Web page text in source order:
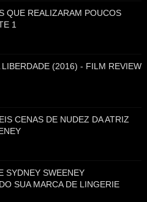
QUE REALIZARAM POUCOS
1
LIBERDADE (2016) - FILM REVIEW
CENAS DE NUDEZ DA ATRIZ
SYDNEY SWEENEY
SUA MARCA DE LINGERIE